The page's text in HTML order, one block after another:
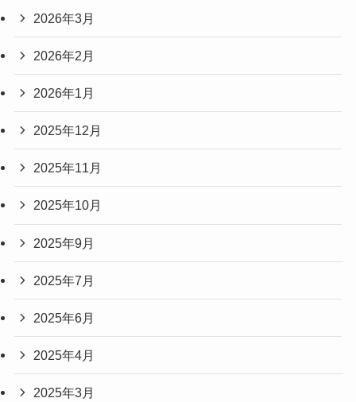
2026年3月
2026年2月
2026年1月
2025年12月
2025年11月
2025年10月
2025年9月
2025年7月
2025年6月
2025年4月
2025年3月